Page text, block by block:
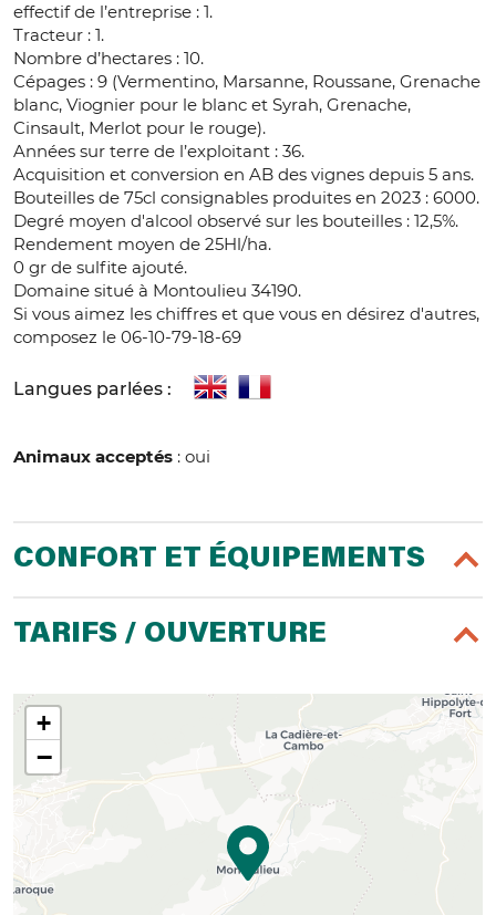
effectif de l’entreprise : 1.
Tracteur : 1.
Nombre d’hectares : 10.
Cépages : 9 (Vermentino, Marsanne, Roussane, Grenache
blanc, Viognier pour le blanc et Syrah, Grenache,
Cinsault, Merlot pour le rouge).
Années sur terre de l’exploitant : 36.
Acquisition et conversion en AB des vignes depuis 5 ans.
Bouteilles de 75cl consignables produites en 2023 : 6000.
Degré moyen d'alcool observé sur les bouteilles : 12,5%.
Rendement moyen de 25Hl/ha.
0 gr de sulfite ajouté.
Domaine situé à Montoulieu 34190.
Si vous aimez les chiffres et que vous en désirez d'autres,
composez le 06-10-79-18-69
Langues parlées :
Animaux acceptés : oui
CONFORT ET ÉQUIPEMENTS
TARIFS / OUVERTURE
+
−